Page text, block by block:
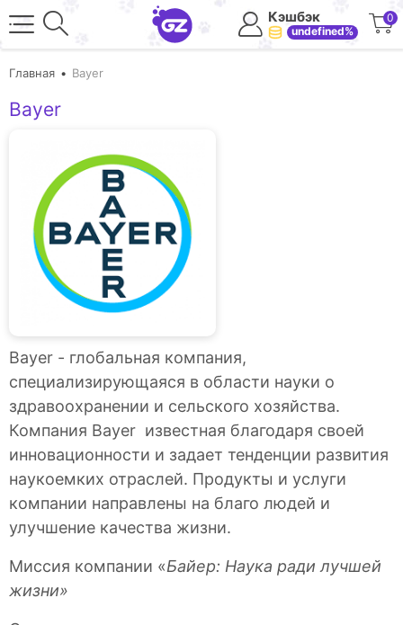
Кэшбэк
undefined%
0
Главная Bayer
Bayer
Bayer - глобальная компания,
специализирующаяся в области науки о
здравоохранении и сельского хозяйства.
Компания Bayer известная благодаря своей
инновационности и задает тенденции развития
наукоемких отраслей. Продукты и услуги
компании направлены на благо людей и
улучшение качества жизни.
Миссия компании «Байер: Наука ради лучшей
жизни»